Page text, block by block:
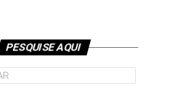
PESQUISE AQUI